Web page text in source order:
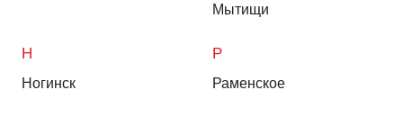
Мытищи
Н
Ногинск
Р
Раменское